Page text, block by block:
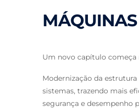
MÁQUINAS
Um novo capítulo começa
Modernização da estrutura
sistemas, trazendo mais
segurança e desempenho